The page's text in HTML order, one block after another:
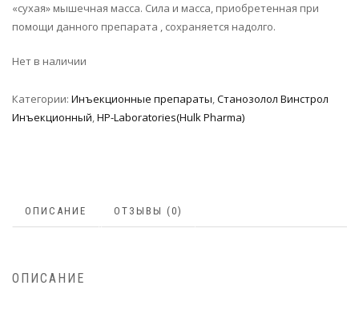
«сухая» мышечная масса. Сила и масса, приобретенная при
помощи данного препарата , сохраняется надолго.
Нет в наличии
Категории: Инъeкциoнныe препараты,Станозолол Винстрол
Инъекционный,HP-Laboratories(Hulk Pharma)
ОПИСАНИЕ ОТЗЫВЫ (0)
ОПИСАНИЕ